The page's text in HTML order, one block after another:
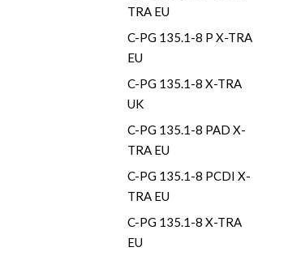
TRA EU
C-PG 135.1-8 P X-TRA
EU
C-PG 135.1-8 X-TRA
UK
C-PG 135.1-8 PAD X-
TRA EU
C-PG 135.1-8 PCDI X-
TRA EU
C-PG 135.1-8 X-TRA
EU